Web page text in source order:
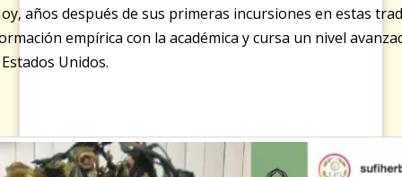
años después de sus primeras incursiones en estas
empírica con la académica y cursa un nivel
Unidos.